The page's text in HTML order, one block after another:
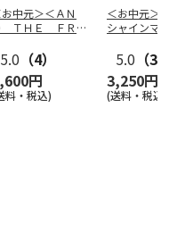
中元＞＜ＡＮ
ＴＨＥ ＦＲＩ
５種
…
5.0 （4）
円
料・税込)
＜お中元＞
シャインマ
5.0 （3）
3,250円
(送料・税込)